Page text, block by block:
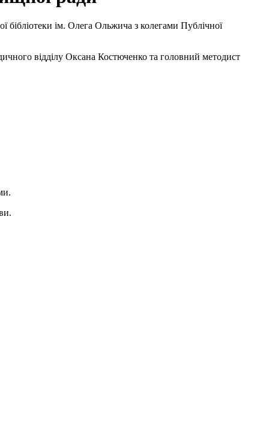
бібліотеки ім. Олега Ольжича з колегами Публічної
відділу Оксана Костюченко та головний методист